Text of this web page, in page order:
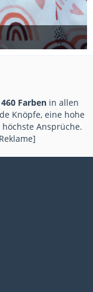
Farben in allen
Knöpfe, eine hohe
Ansprüche.